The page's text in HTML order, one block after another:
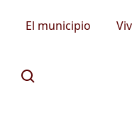
El municipio